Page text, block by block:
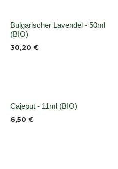
None
Bulgarischer Lavendel - 50ml
(BIO)
30,20 €
None
Cajeput - 11ml (BIO)
6,50 €